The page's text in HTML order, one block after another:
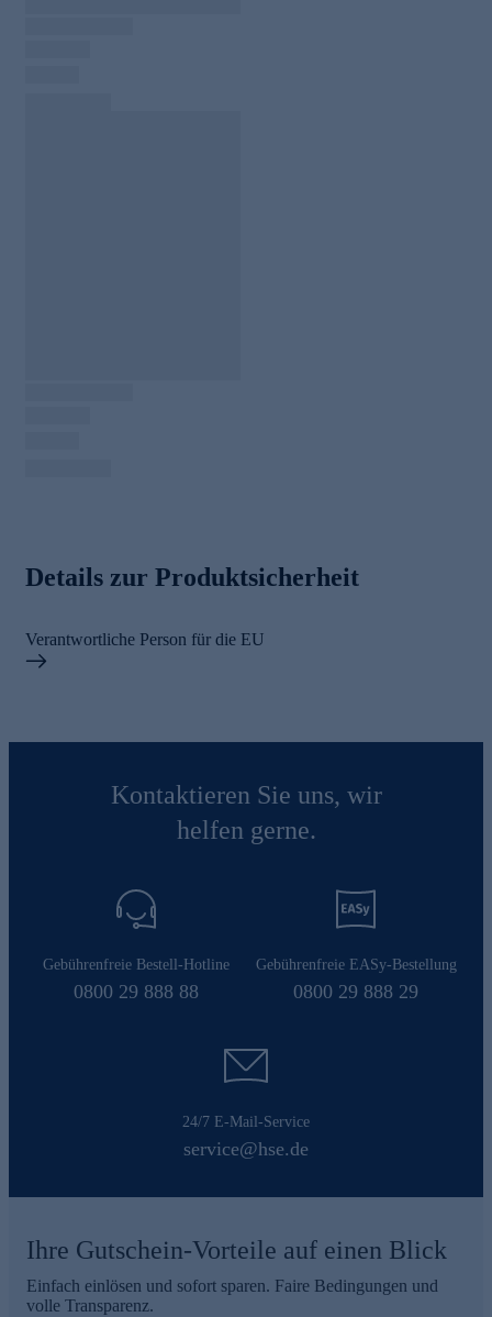
Details zur Produktsicherheit
Verantwortliche Person für die EU
Kontaktieren Sie uns, wir
helfen gerne.
Gebührenfreie Bestell-Hotline
0800 29 888 88
Gebührenfreie EASy-Bestellung
0800 29 888 29
24/7 E-Mail-Service
service@hse.de
Ihre Gutschein-Vorteile auf einen Blick
Einfach einlösen und sofort sparen. Faire Bedingungen und
volle Transparenz.